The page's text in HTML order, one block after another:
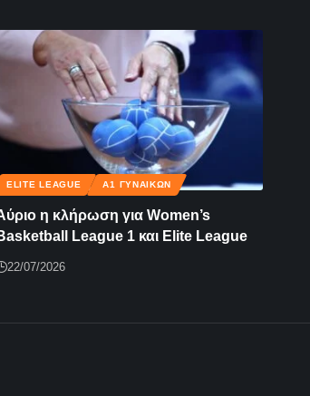
ELITE LEAGUE Α1 ΓΥΝΑΙΚΏΝ
η κλήρωση για Women’s
League 1 και Elite League
22/07/2026